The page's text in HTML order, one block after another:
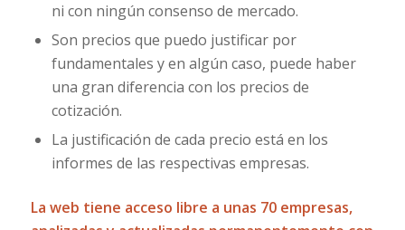
ni con ningún consenso de mercado.
Son precios que puedo justificar por
fundamentales y en algún caso, puede haber
una gran diferencia con los precios de
cotización.
La justificación de cada precio está en los
informes de las respectivas empresas.
La web tiene acceso libre a unas 70 empresas,